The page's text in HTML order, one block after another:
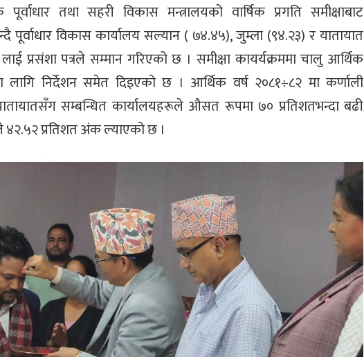
तथा सहरी विकास मन्त्रालयको वार्षिक प्रगति समीक्षाबाट
पूर्वाधार विकास कार्यालय सल्यान ( ७४.४५), जुम्ला (९४.२३) र यातायात
प्रसंशा पत्रले सम्मान गरिएको छ । समीक्षा कायर्यक्रममा चालु आर्थिक
लागि निर्देशन समेत दिइएको छ । आर्थिक वर्ष २०८१÷८२ मा कर्णाली
सम्बन्धित कार्यालयहरूले औसत रूपमा ७० प्रतिशतभन्दा बढी
प्रतिशत अंक ल्याएको छ ।